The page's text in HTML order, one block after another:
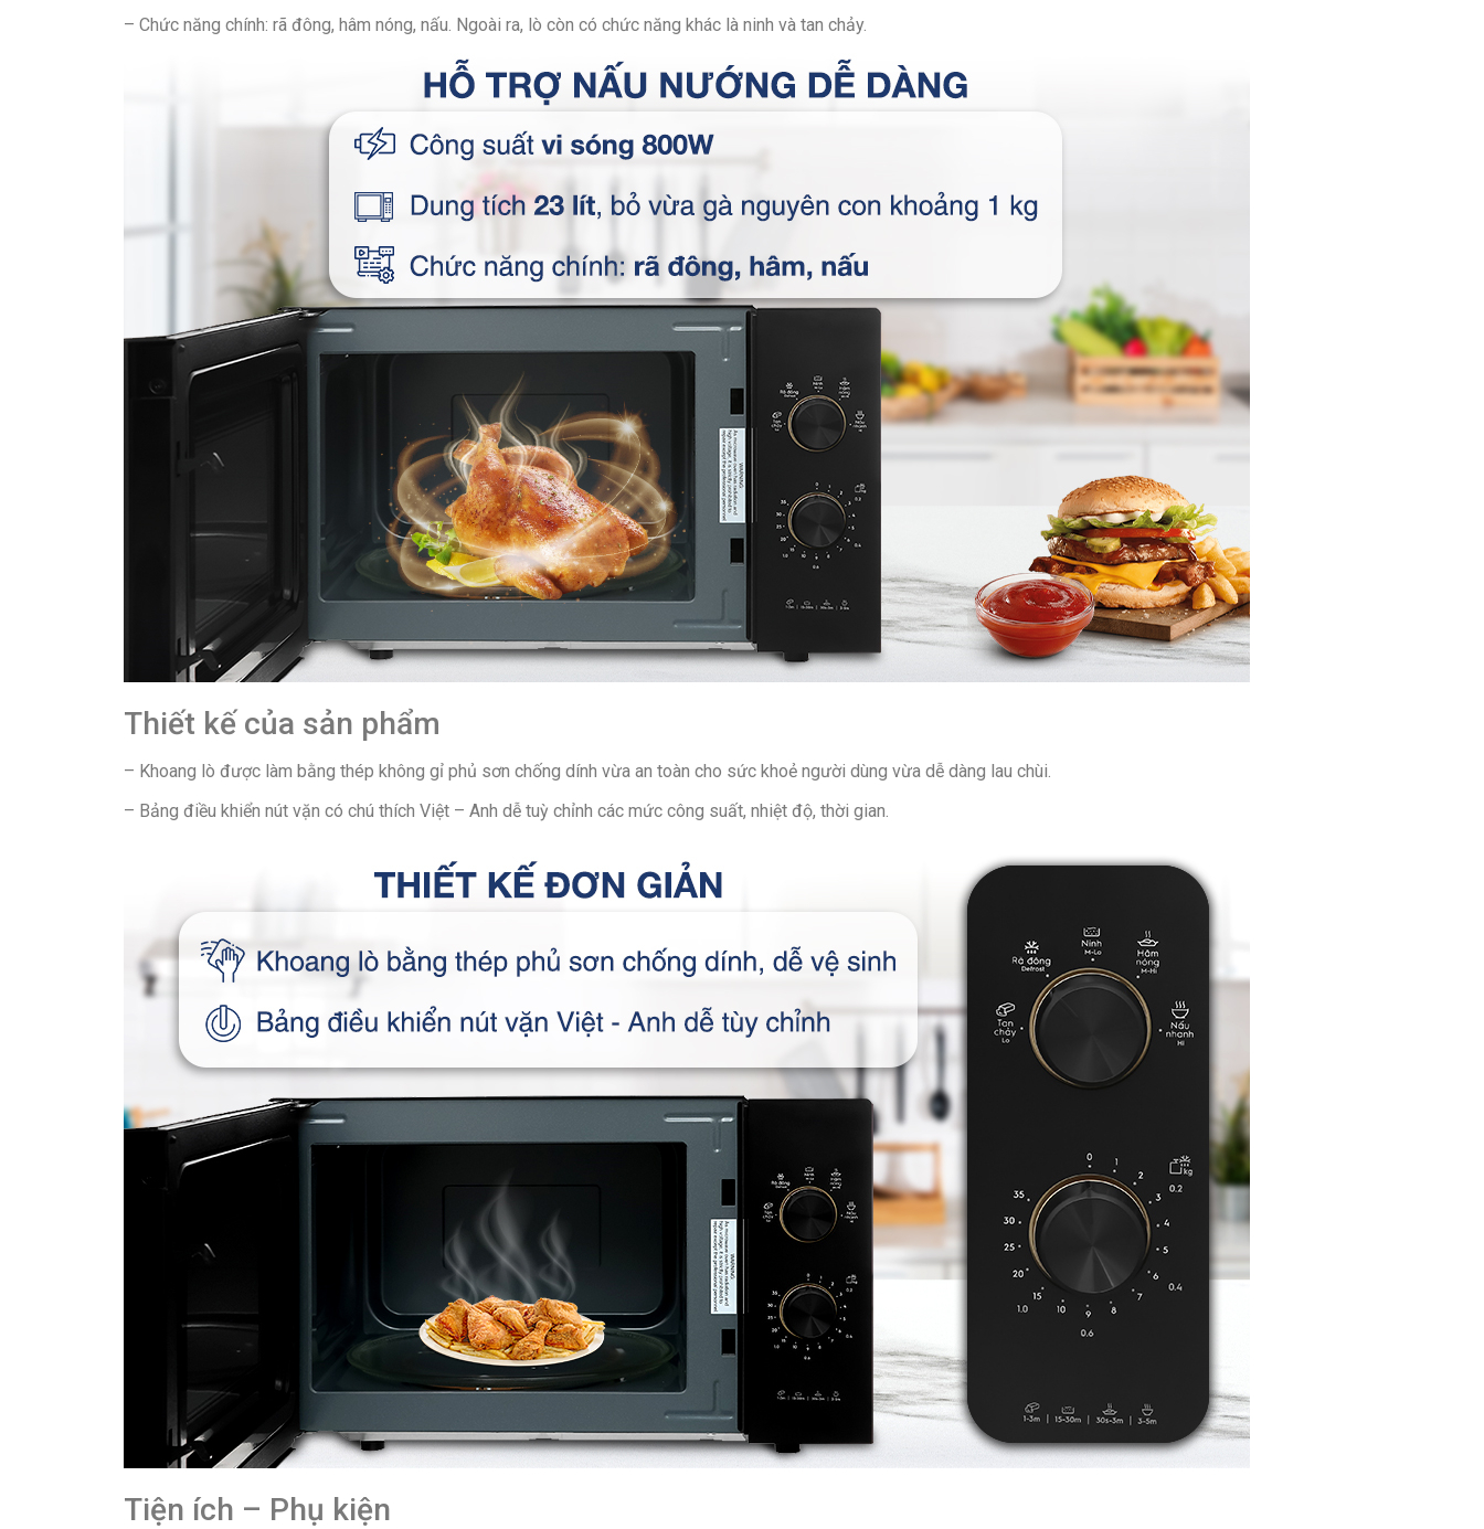
Sâu 29 cm
– Chức năng chính: rã đông, hâm nóng, nấu. Ngoài ra, lò còn có chức năng khác là ninh và tan chảy.
Thiết kế của sản phẩm
– Khoang lò được làm bằng thép không gỉ phủ sơn chống dính vừa an toàn cho sức khoẻ người dùng vừa dễ dàng lau chùi.
– Bảng điều khiển nút vặn có chú thích Việt – Anh dễ tuỳ chỉnh các mức công suất, nhiệt độ, thời gian.
Tiện ích – Phụ kiện